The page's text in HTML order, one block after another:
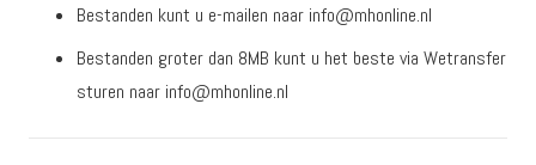
Bestanden kunt u e-mailen naar info@mhonline.nl
Bestanden groter dan 8MB kunt u het beste via Wetransfer
sturen naar info@mhonline.nl